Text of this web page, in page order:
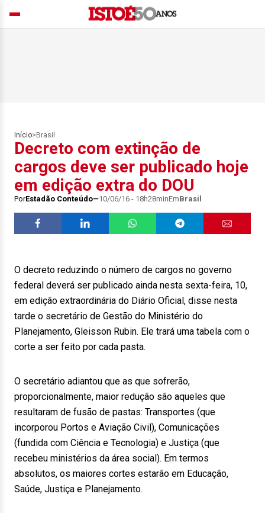
Início> Brasil
Decreto com extinção de
cargos deve ser publicado hoje
em edição extra do DOU
PorEstadão Conteúdo 10/06/16 - 18h28minEmBrasil
O decreto reduzindo o número de cargos no governo
federal deverá ser publicado ainda nesta sexta-feira, 10,
em edição extraordinária do Diário Oficial, disse nesta
tarde o secretário de Gestão do Ministério do
Planejamento, Gleisson Rubin. Ele trará uma tabela com o
corte a ser feito por cada pasta.
O secretário adiantou que as que sofrerão,
proporcionalmente, maior redução são aqueles que
resultaram de fusão de pastas: Transportes (que
incorporou Portos e Aviação Civil), Comunicações
(fundida com Ciência e Tecnologia) e Justiça (que
recebeu ministérios da área social). Em termos
absolutos, os maiores cortes estarão em Educação,
Saúde, Justiça e Planejamento.